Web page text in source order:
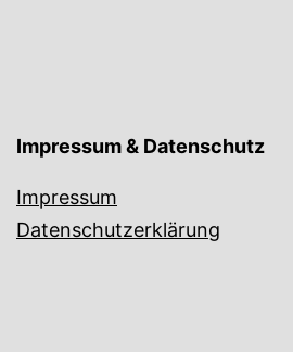
Impressum & Datenschutz
Impressum
Datenschutzerklärung